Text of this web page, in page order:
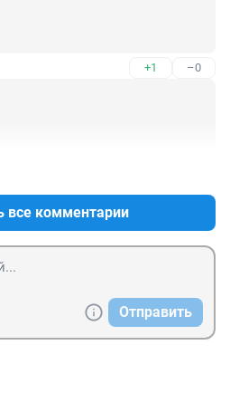
+1 –0
все комментарии
Отправить